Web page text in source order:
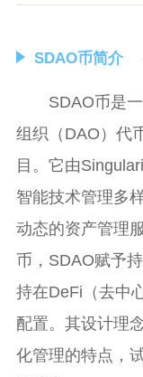
SDAO币简介
SDAO币是
组织（DAO）代
目。它由
智能技术管理多
动态的资产管理
币，SDAO赋予
持在DeFi（去中
配置。其设计理
化管理的特点，